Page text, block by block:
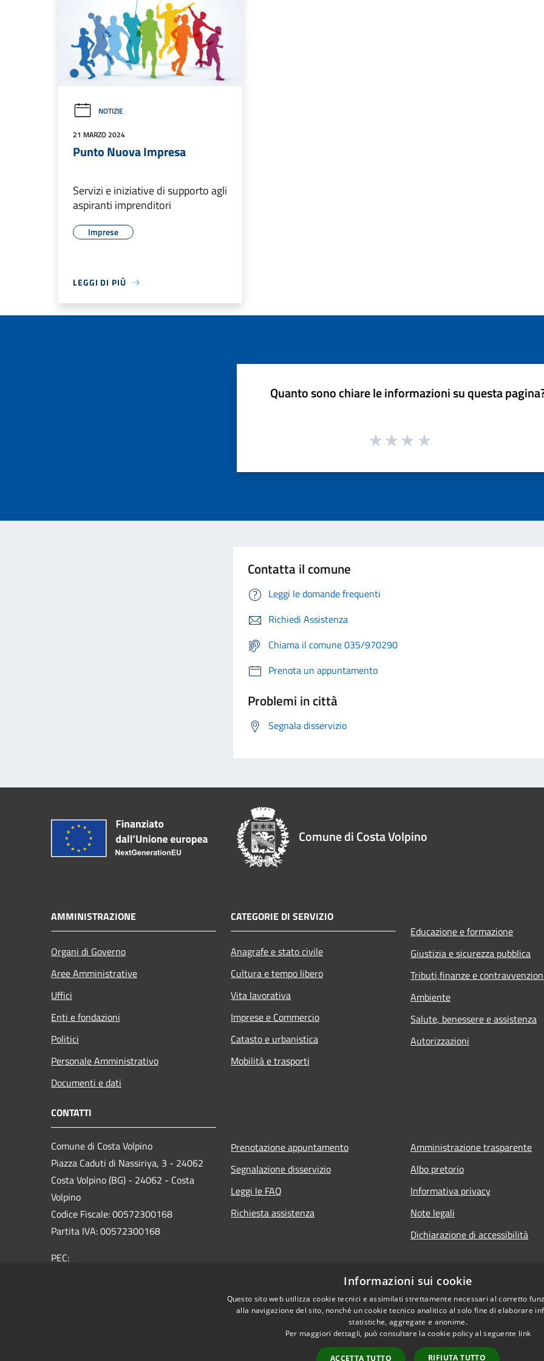
NOTIZIE
21 MARZO 2024
Punto Nuova Impresa
Servizi e iniziative di supporto agli
aspiranti imprenditori
Imprese
LEGGI DI PIÙ
Quanto sono chiare le informazioni su questa
Contatta il comune
Leggi le domande frequenti
Richiedi Assistenza
Chiama il comune 035/970290
Prenota un appuntamento
Problemi in città
Segnala disservizio
Comune di Costa Volpino
AMMINISTRAZIONE
Organi di Governo
Aree Amministrative
Uffici
Enti e fondazioni
Politici
Personale Amministrativo
Documenti e dati
CATEGORIE DI SERVIZIO
Anagrafe e stato civile
Cultura e tempo libero
Vita lavorativa
Imprese e Commercio
Catasto e urbanistica
Mobilità e trasporti
Educazione e formazione
Giustizia e sicurezza pubblica
Tributi,finanze e
Ambiente
Salute, benessere e assistenza
Autorizzazioni
CONTATTI
Comune di Costa Volpino
Piazza Caduti di Nassiriya, 3 - 24062
Costa Volpino (BG) - 24062 - Costa
Volpino
Codice Fiscale: 00572300168
Partita IVA: 00572300168
PEC:
Prenotazione appuntamento
Segnalazione disservizio
Leggi le FAQ
Richiesta assistenza
Amministrazione trasparente
Albo pretorio
Informativa privacy
Note legali
Dichiarazione di accessibilità
Informazioni sui cookie
Questo sito web utilizza cookie tecnici e assimilati strettamente necessari al corretto
alla navigazione del sito, nonché un cookie tecnico analitico al solo fine di elaborare
statistiche, aggregate e anonime.
Per maggiori dettagli, può consultare la cookie policy al seguente link
ACCETTA TUTTO RIFIUTA TUTTO